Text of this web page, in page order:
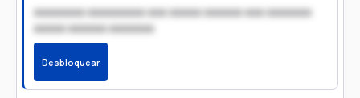
xxxxxxxx xxxxxxxxx xxx xxxxx xxxxxx xxx xxxxxxx
xxxxx xxxxxx xxxxxxx
Desbloquear